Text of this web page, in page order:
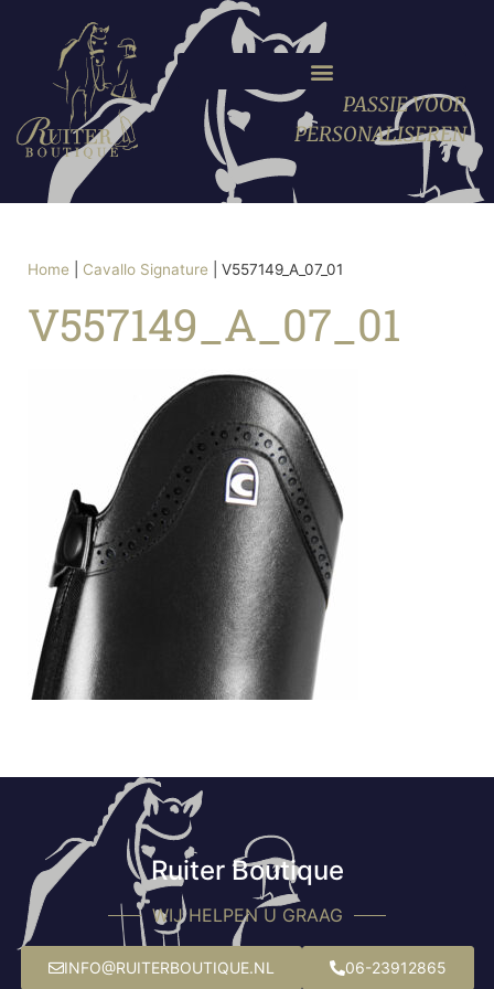
PASSIE VOOR
PERSONALISEREN
Home Cavallo Signature V557149_A_07_01
V557149_A_07_01
Ruiter Boutique
WIJ HELPEN U GRAAG
INFO@RUITERBOUTIQUE.NL 06-23912865